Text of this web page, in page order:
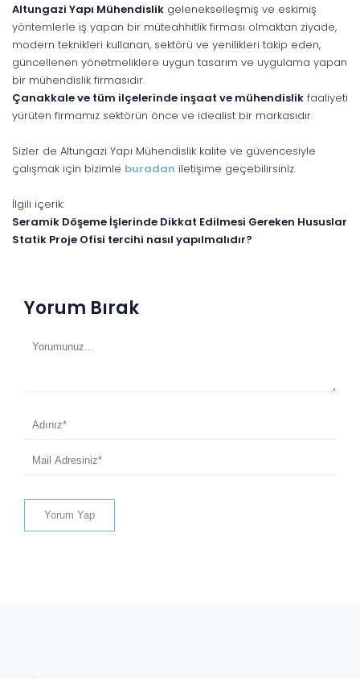
Altungazi Yapı Mühendislik gelenekselleşmiş ve eskimiş
yöntemlerle iş yapan bir müteahhitlik firması olmaktan ziyade,
modern teknikleri kullanan, sektörü ve yenilikleri takip eden,
güncellenen yönetmeliklere uygun tasarım ve uygulama yapan
bir mühendislik firmasıdır.
Çanakkale ve tüm ilçelerinde inşaat ve mühendislik faaliyeti
yürüten firmamız sektörün önce ve idealist bir markasıdır.
Sizler de Altungazi Yapı Mühendislik kalite ve güvencesiyle
çalışmak için bizimle buradan iletişime geçebilirsiniz.
İlgili içerik:
Seramik Döşeme İşlerinde Dikkat Edilmesi Gereken Hususlar
Statik Proje Ofisi tercihi nasıl yapılmalıdır?
Yorum Bırak